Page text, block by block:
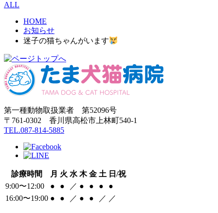
ALL
HOME
お知らせ
迷子の猫ちゃんがいます
第一種動物取扱業者 第52096号
〒761-0302 香川県高松市上林町540-1
TEL.087-814-5885
診療時間 月 火 水 木 金 土 日/祝
9:00〜12:00
● ● ／ ● ● ●
●
16:00〜19:00 ● ● ／ ● ● ／ ／